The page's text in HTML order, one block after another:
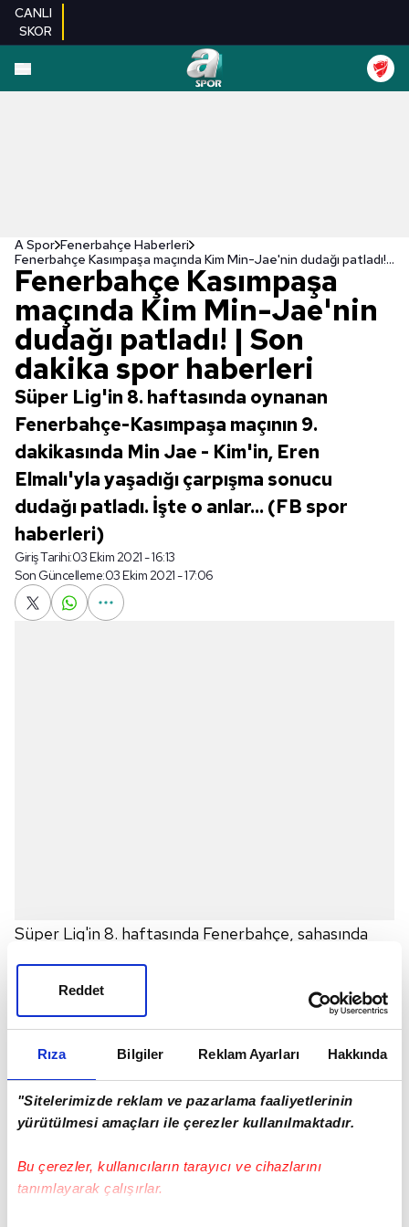
Rıza Bilgiler Reklam Ayarları Hakkında
"Sitelerimizde reklam ve pazarlama faaliyetlerinin
yürütülmesi amaçları ile çerezler kullanılmaktadır.
Bu çerezler, kullanıcıların tarayıcı ve cihazlarını
tanımlayarak çalışırlar.
Reddet
CANLI
SKOR
A Spor Fenerbahçe Haberleri
Fenerbahçe Kasımpaşa maçında Kim Min-Jae'nin dudağı patladı! | Son dakika spor haberleri
Fenerbahçe Kasımpaşa
maçında Kim Min-Jae'nin
dudağı patladı! | Son
dakika spor haberleri
Süper Lig'in 8. haftasında oynanan
Fenerbahçe-Kasımpaşa maçının 9.
dakikasında Min Jae - Kim'in, Eren
Elmalı'yla yaşadığı çarpışma sonucu
dudağı patladı. İşte o anlar... (FB spor
haberleri)
Giriş Tarihi:03 Ekim 2021 - 16:13
Son Güncelleme:03 Ekim 2021 - 17:06
Süper Lig'in 8. haftasında Fenerbahçe, sahasında
Kasımpaşa'yı konuk etti. Karşılaşmanın 9. dakikasında
bir çarpışma gerçekleşti.
Çarpışma sonrası Kim Min-Jae'nin dudağında